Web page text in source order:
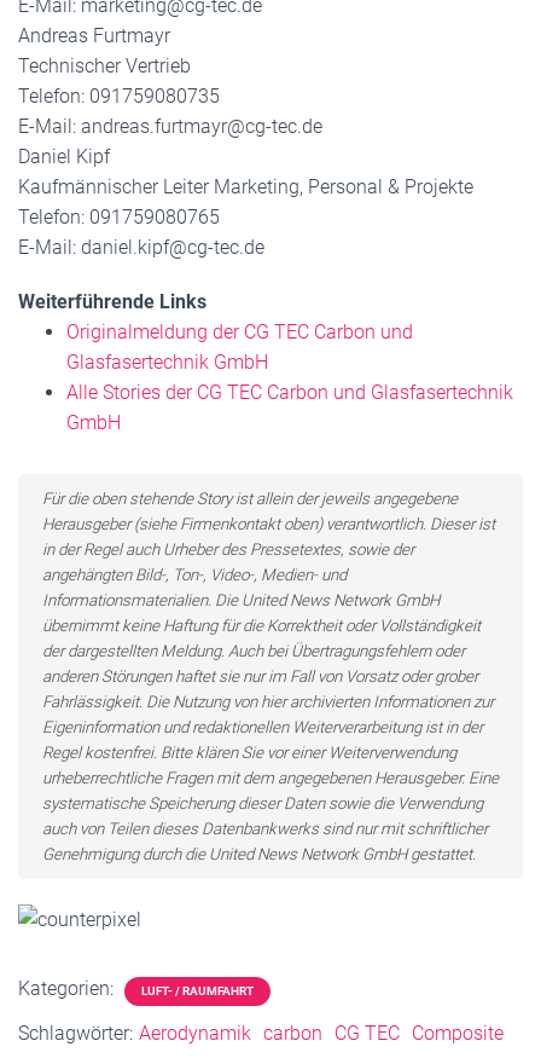
E-Mail: marketing@cg-tec.de
Andreas Furtmayr
Technischer Vertrieb
Telefon: 091759080735
E-Mail: andreas.furtmayr@cg-tec.de
Daniel Kipf
Kaufmännischer Leiter Marketing, Personal & Projekte
Telefon: 091759080765
E-Mail: daniel.kipf@cg-tec.de
Weiterführende Links
Originalmeldung der CG TEC Carbon und
Glasfasertechnik GmbH
Alle Stories der CG TEC Carbon und Glasfasertechnik
GmbH
Für die oben stehende Story ist allein der jeweils angegebene
Herausgeber (siehe Firmenkontakt oben) verantwortlich. Dieser ist
in der Regel auch Urheber des Pressetextes, sowie der
angehängten Bild-, Ton-, Video-, Medien- und
Informationsmaterialien. Die United News Network GmbH
übernimmt keine Haftung für die Korrektheit oder Vollständigkeit
der dargestellten Meldung. Auch bei Übertragungsfehlern oder
anderen Störungen haftet sie nur im Fall von Vorsatz oder grober
Fahrlässigkeit. Die Nutzung von hier archivierten Informationen zur
Eigeninformation und redaktionellen Weiterverarbeitung ist in der
Regel kostenfrei. Bitte klären Sie vor einer Weiterverwendung
urheberrechtliche Fragen mit dem angegebenen Herausgeber. Eine
systematische Speicherung dieser Daten sowie die Verwendung
auch von Teilen dieses Datenbankwerks sind nur mit schriftlicher
Genehmigung durch die United News Network GmbH gestattet.
Kategorien: LUFT- / RAUMFAHRT
Schlagwörter: Aerodynamik carbon CG TEC Composite